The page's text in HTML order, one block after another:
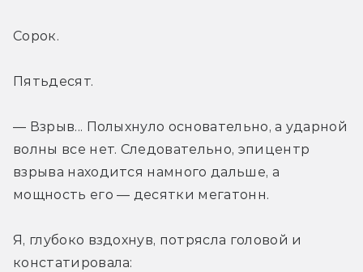
Сорок.
Пятьдесят.
— Взрыв... Полыхнуло основательно, а ударной
волны все нет. Следовательно, эпицентр
взрыва находится намного дальше, а
мощность его — десятки мегатонн.
Я, глубоко вздохнув, потрясла головой и
констатировала: